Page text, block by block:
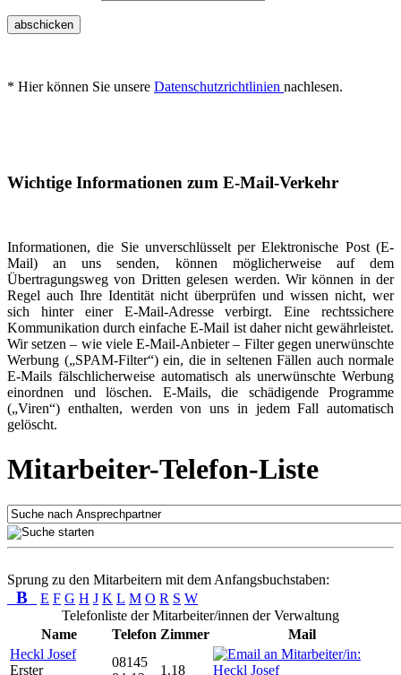
abschicken
* Hier können Sie unsere Datenschutzrichtlinien nachlesen.
Wichtige Informationen zum E-Mail-Verkehr
Informationen, die Sie unverschlüsselt per Elektronische Post (E-
Mail) an uns senden, können möglicherweise auf dem
Übertragungsweg von Dritten gelesen werden. Wir können in der
Regel auch Ihre Identität nicht überprüfen und wissen nicht, wer
sich hinter einer E-Mail-Adresse verbirgt. Eine rechtssichere
Kommunikation durch einfache E-Mail ist daher nicht gewährleistet.
Wir setzen – wie viele E-Mail-Anbieter – Filter gegen unerwünschte
Werbung („SPAM-Filter“) ein, die in seltenen Fällen auch normale
E-Mails fälschlicherweise automatisch als unerwünschte Werbung
einordnen und löschen. E-Mails, die schädigende Programme
(„Viren“) enthalten, werden von uns in jedem Fall automatisch
gelöscht.
Mitarbeiter-Telefon-Liste
Sprung zu den Mitarbeitern mit dem Anfangsbuchstaben:
B E F G H J K L M O R S W
Telefonliste der Mitarbeiter/innen der Verwaltung
Name
Telefon Zimmer
Mail
Heckl Josef
Erster
08145
1.18